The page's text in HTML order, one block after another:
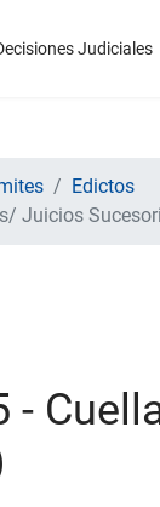
Judiciales
Edictos
Juicios
-